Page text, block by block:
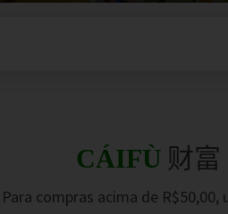
CÁIFÙ 财富
Para compras acima de R$50,00,